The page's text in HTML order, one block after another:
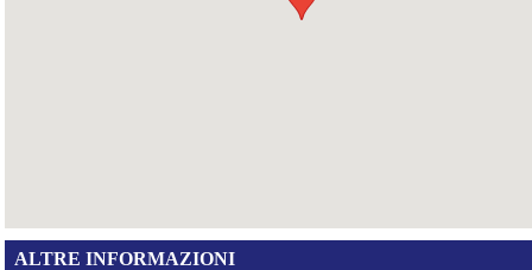
ALTRE INFORMAZIONI